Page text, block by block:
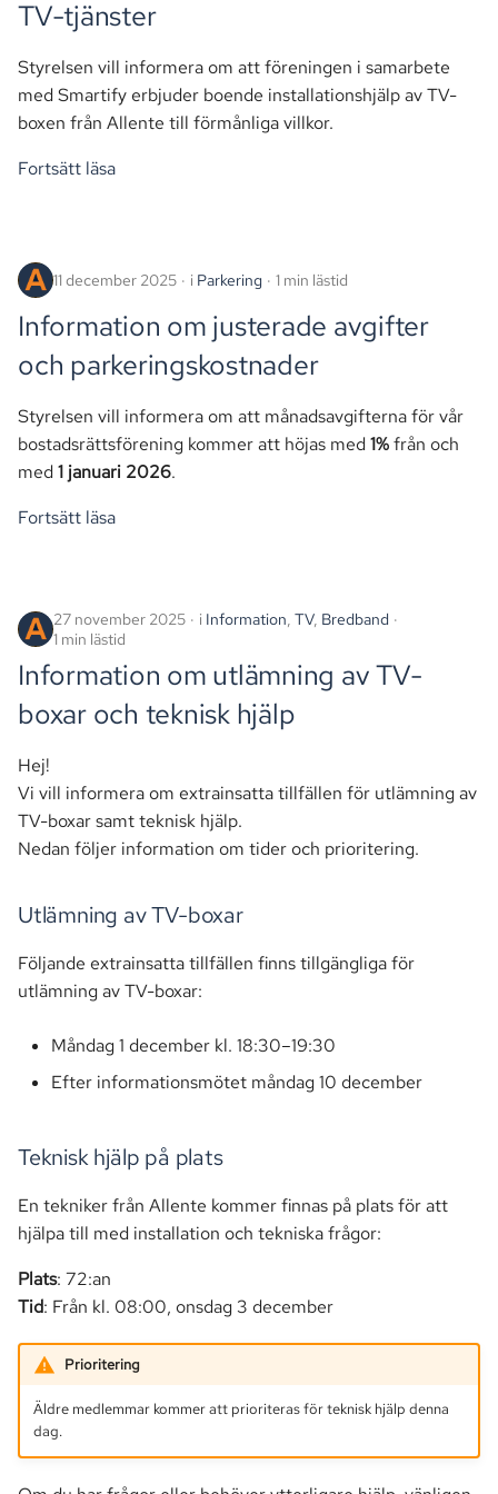
TV-tjänster
Styrelsen vill informera om att föreningen i samarbete
med Smartify erbjuder boende installationshjälp av TV-
boxen från Allente till förmånliga villkor.
Fortsätt läsa
11 december 2025 i Parkering 1 min lästid
Information om justerade avgifter
och parkeringskostnader
Styrelsen vill informera om att månadsavgifterna för vår
bostadsrättsförening kommer att höjas med1%från och
med1 januari 2026.
Fortsätt läsa
27 november 2025 i Information, TV, Bredband
1 min lästid
Information om utlämning av TV-
boxar och teknisk hjälp
Hej!
Vi vill informera om extrainsatta tillfällen för utlämning av
TV-boxar samt teknisk hjälp.
Nedan följer information om tider och prioritering.
Utlämning av TV-boxar
Följande extrainsatta tillfällen finns tillgängliga för
utlämning av TV-boxar:
Måndag 1 december kl. 18:30–19:30
Efter informationsmötet måndag 10 december
Teknisk hjälp på plats
En tekniker från Allente kommer finnas på plats för att
hjälpa till med installation och tekniska frågor:
Plats: 72:an
Tid: Från kl. 08:00, onsdag 3 december
Prioritering
Äldre medlemmar kommer att prioriteras för teknisk hjälp denna
dag.